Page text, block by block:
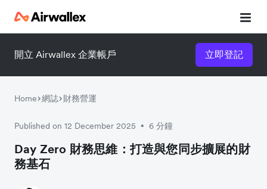
開立 Airwallex 企業帳戶 立即登記
Home 網誌 財務營運
Published on 12 December 2025 • 6 分鐘
Day Zero 財務思維：打造與您同步擴展的財
務基石